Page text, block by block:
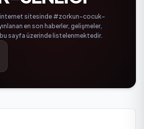
internet sitesinde #zorkun-cocuk-
en son haberler, gelişmeler,
sayfa üzerinde listelenmektedir.